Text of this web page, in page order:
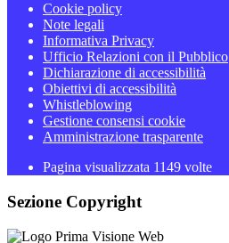
Cookie policy
Note legali
Informativa Privacy
Ufficio Relazioni con il Pubblico
Dichiarazione di accessibilità
Obiettivi di accessibilità
Whistleblowing
Gestione consensi cookie
Amministrazione trasparente
Pagina visualizzata 1149 volte
Sezione Copyright